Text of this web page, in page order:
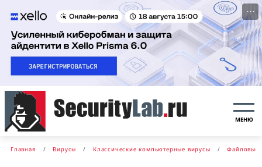
···
МЕНЮ
Главная Вирусы Классические компьютерные вирусы Файловые